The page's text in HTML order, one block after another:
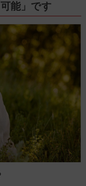
能」です